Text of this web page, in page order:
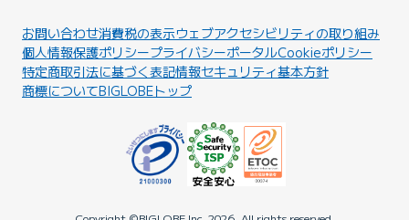
お問い合わせ消費税の表示ウェブアクセシビリティの取り組み
個人情報保護ポリシープライバシーポータルCookieポリシー
特定商取引法に基づく表記情報セキュリティ基本方針
商標についてBIGLOBEトップ